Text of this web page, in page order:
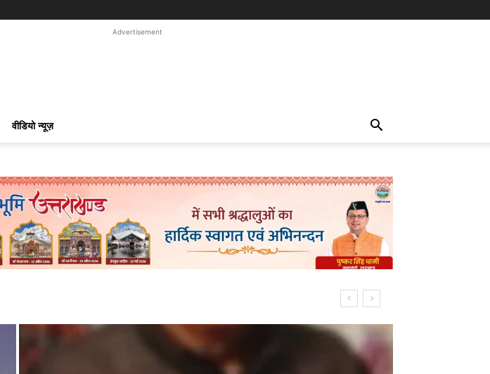
Advertisement
वीडियो न्यूज़